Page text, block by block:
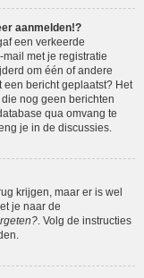
aanmelden!?
een verkeerde
met je registratie
om één of andere
een bericht geplaatst? Het
nog geen berichten
qua omvang te
je in de discussies.
krijgen, maar er is wel
je naar de
. Volg de instructies